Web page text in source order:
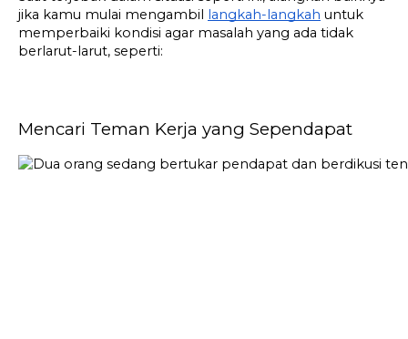
jika kamu mulai mengambil langkah-langkah untuk
memperbaiki kondisi agar masalah yang ada tidak
berlarut-larut, seperti:
Mencari Teman Kerja yang Sependapat